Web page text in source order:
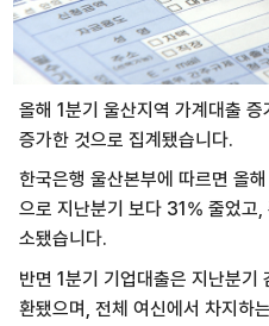
올해 1분기 울산지역 가계대출
증가한 것으로 집계됐습니다.
한국은행 울산본부에 따르면 올
으로 지난분기 보다 31% 줄었고
소됐습니다.
반면 1분기 기업대출은 지난분
환됐으며, 전체 여신에서 차지하